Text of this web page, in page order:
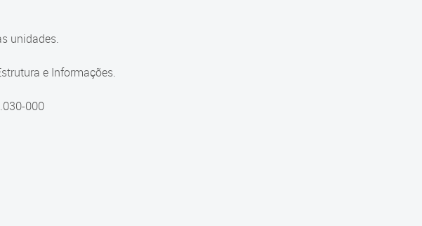
unidades.
e Informações.
000